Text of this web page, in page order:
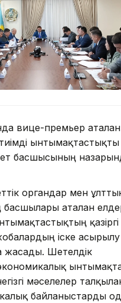
вице-премьер аталған
ынтымақтастықты
басшысының
органдар мен
аталған
іске
жасады. Шетелдік
мәселелер
байланыстарды